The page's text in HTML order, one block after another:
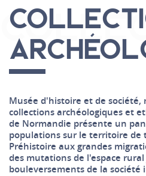
d'Ariane
Musée d'histoire et de
collections archéologiques et
de Normandie présente un
populations sur le territoire de
Préhistoire aux grandes
des mutations de l'espace
bouleversements de la société